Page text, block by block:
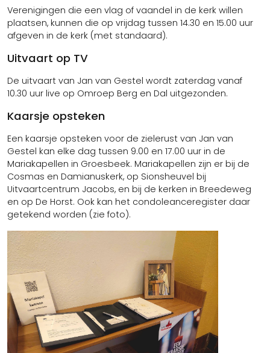
Verenigingen die een vlag of vaandel in de kerk willen
plaatsen, kunnen die op vrijdag tussen 14.30 en 15.00 uur
afgeven in de kerk (met standaard).
Uitvaart op TV
De uitvaart van Jan van Gestel wordt zaterdag vanaf
10.30 uur live op Omroep Berg en Dal uitgezonden.
Kaarsje opsteken
Een kaarsje opsteken voor de zielerust van Jan van
Gestel kan elke dag tussen 9.00 en 17.00 uur in de
Mariakapellen in Groesbeek. Mariakapellen zijn er bij de
Cosmas en Damianuskerk, op Sionsheuvel bij
Uitvaartcentrum Jacobs, en bij de kerken in Breedeweg
en op De Horst. Ook kan het condoleanceregister daar
getekend worden (zie foto).